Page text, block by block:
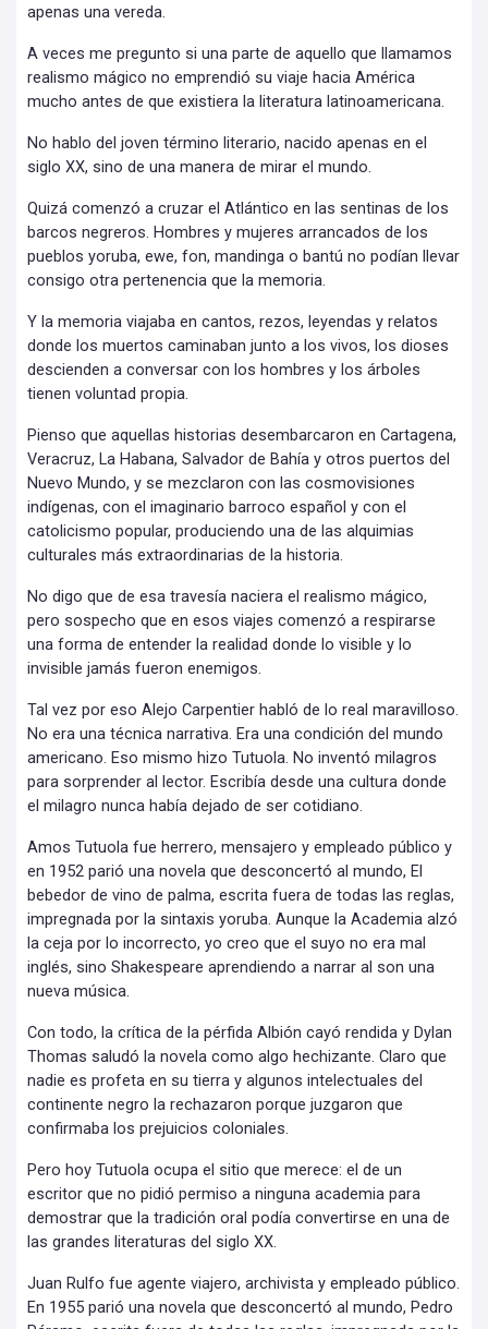
apenas una vereda.
A veces me pregunto si una parte de aquello que llamamos
realismo mágico no emprendió su viaje hacia América
mucho antes de que existiera la literatura latinoamericana.
No hablo del joven término literario, nacido apenas en el
siglo XX, sino de una manera de mirar el mundo.
Quizá comenzó a cruzar el Atlántico en las sentinas de los
barcos negreros. Hombres y mujeres arrancados de los
pueblos yoruba, ewe, fon, mandinga o bantú no podían llevar
consigo otra pertenencia que la memoria.
Y la memoria viajaba en cantos, rezos, leyendas y relatos
donde los muertos caminaban junto a los vivos, los dioses
descienden a conversar con los hombres y los árboles
tienen voluntad propia.
Pienso que aquellas historias desembarcaron en Cartagena,
Veracruz, La Habana, Salvador de Bahía y otros puertos del
Nuevo Mundo, y se mezclaron con las cosmovisiones
indígenas, con el imaginario barroco español y con el
catolicismo popular, produciendo una de las alquimias
culturales más extraordinarias de la historia.
No digo que de esa travesía naciera el realismo mágico,
pero sospecho que en esos viajes comenzó a respirarse
una forma de entender la realidad donde lo visible y lo
invisible jamás fueron enemigos.
Tal vez por eso Alejo Carpentier habló de lo real maravilloso.
No era una técnica narrativa. Era una condición del mundo
americano. Eso mismo hizo Tutuola. No inventó milagros
para sorprender al lector. Escribía desde una cultura donde
el milagro nunca había dejado de ser cotidiano.
Amos Tutuola fue herrero, mensajero y empleado público y
en 1952 parió una novela que desconcertó al mundo, El
bebedor de vino de palma, escrita fuera de todas las reglas,
impregnada por la sintaxis yoruba. Aunque la Academia alzó
la ceja por lo incorrecto, yo creo que el suyo no era mal
inglés, sino Shakespeare aprendiendo a narrar al son una
nueva música.
Con todo, la crítica de la pérfida Albión cayó rendida y Dylan
Thomas saludó la novela como algo hechizante. Claro que
nadie es profeta en su tierra y algunos intelectuales del
continente negro la rechazaron porque juzgaron que
confirmaba los prejuicios coloniales.
Pero hoy Tutuola ocupa el sitio que merece: el de un
escritor que no pidió permiso a ninguna academia para
demostrar que la tradición oral podía convertirse en una de
las grandes literaturas del siglo XX.
Juan Rulfo fue agente viajero, archivista y empleado público.
En 1955 parió una novela que desconcertó al mundo, Pedro